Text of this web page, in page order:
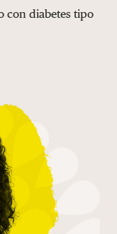
con diabetes tipo